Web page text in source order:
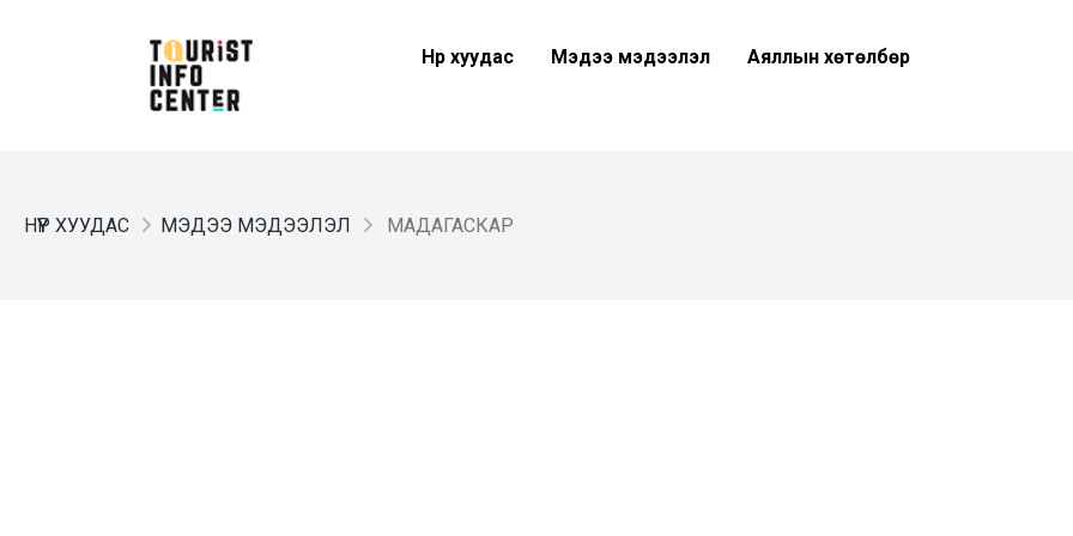
Нүүр хуудас Мэдээ мэдээлэл Аяллын хөтөлбөр
НҮҮР ХУУДАС МЭДЭЭ МЭДЭЭЛЭЛ МАДАГАСКАР